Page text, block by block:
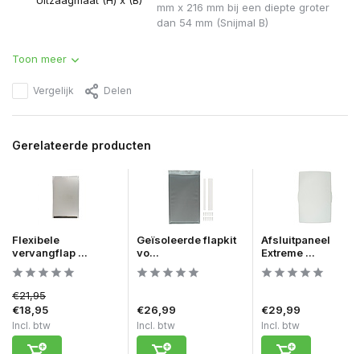
mm x 216 mm bij een diepte groter
dan 54 mm (Snijmal B)
Toon meer
Vergelijk Delen
Gerelateerde producten
Flexibele
vervangflap ...
€21,95
€18,95
Incl. btw
Geïsoleerde flapkit
vo...
€26,99
Incl. btw
Afsluitpaneel
Extreme ...
€29,99
Incl. btw